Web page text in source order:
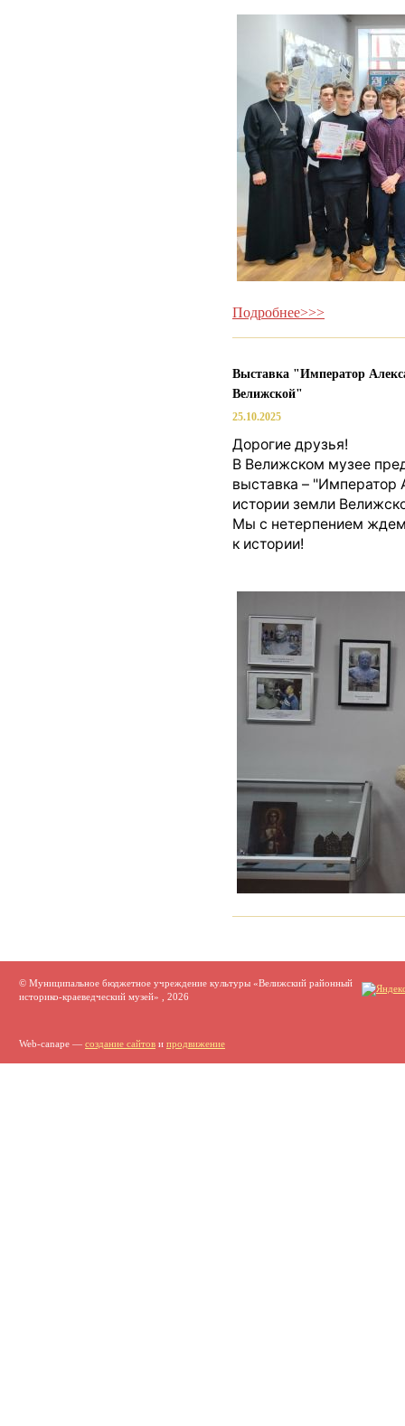
Подробнее>>>
Выставка "Император
Велижской"
25.10.2025
Дорогие друзья!
В Велижском музее
выставка – "Император
истории земли
Мы с нетерпением ждем
к истории!
© Муниципальное бюджетное учреждение культуры «Велижский районный
историко-краеведческий музей» , 2026
Web-canape — создание сайтов и продвижение